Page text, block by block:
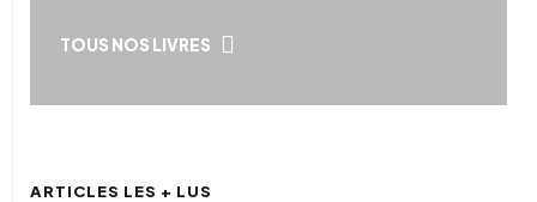
TOUS NOS LIVRES
ARTICLES LES + LUS